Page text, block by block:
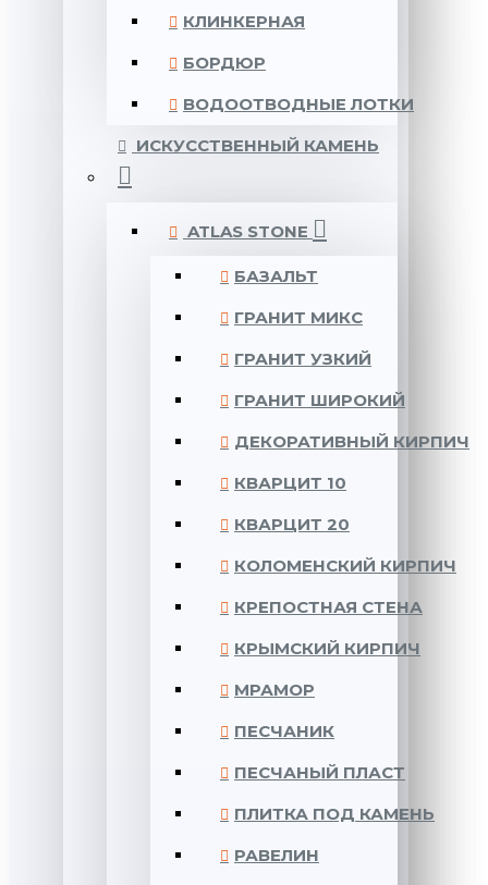
КЛИНКЕРНАЯ
БОРДЮР
ВОДООТВОДНЫЕ ЛОТКИ
ИСКУССТВЕННЫЙ КАМЕНЬ
ATLAS STONE
БАЗАЛЬТ
ГРАНИТ МИКС
ГРАНИТ УЗКИЙ
ГРАНИТ ШИРОКИЙ
ДЕКОРАТИВНЫЙ КИРПИЧ
КВАРЦИТ 10
КВАРЦИТ 20
КОЛОМЕНСКИЙ КИРПИЧ
КРЕПОСТНАЯ СТЕНА
КРЫМСКИЙ КИРПИЧ
МРАМОР
ПЕСЧАНИК
ПЕСЧАНЫЙ ПЛАСТ
ПЛИТКА ПОД КАМЕНЬ
РАВЕЛИН